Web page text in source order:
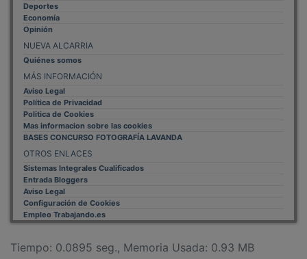
Deportes
Economía
Opinión
NUEVA ALCARRIA
Quiénes somos
MÁS INFORMACIÓN
Aviso Legal
Política de Privacidad
Politica de Cookies
Mas informacion sobre las cookies
BASES CONCURSO FOTOGRAFÍA LAVANDA
OTROS ENLACES
Sistemas Integrales Cualificados
Entrada Bloggers
Aviso Legal
Configuración de Cookies
Empleo Trabajando.es
Tiempo: 0.0895 seg., Memoria Usada: 0.93 MB